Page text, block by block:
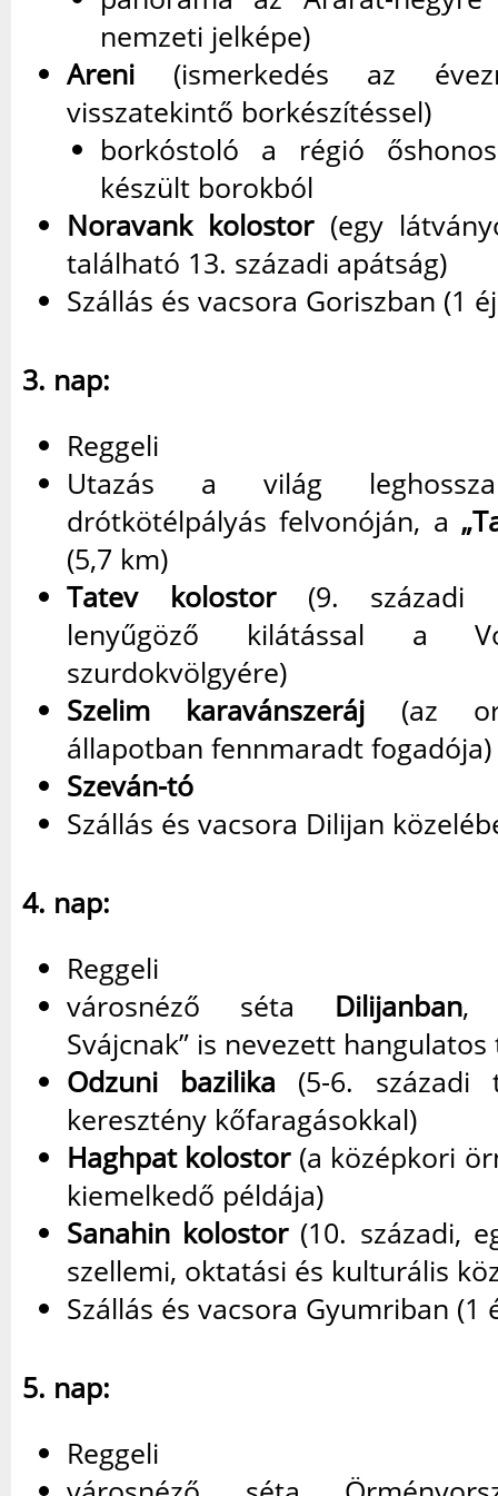
nemzeti jelképe)
Areni (ismerkedés az
visszatekintő borkészítéssel)
borkóstoló a régió
készült borokból
Noravank kolostor(egy
található 13. századi apátság)
Szállás és vacsora Goriszban (1
3. nap:
Reggeli
Utazás a világ
drótkötélpályás felvonóján, a
(5,7 km)
Tatev kolostor(9. századi
lenyűgöző kilátással a
szurdokvölgyére)
Szelim karavánszeráj (az
állapotban fennmaradt fogadója)
Szeván-tó
Szállás és vacsora Dilijan
4. nap:
Reggeli
városnéző séta Dilijanban,
Svájcnak” is nevezett
Odzuni bazilika (5-6. századi
keresztény kőfaragásokkal)
Haghpat kolostor(a középkori
kiemelkedő példája)
Sanahin kolostor(10. századi,
szellemi, oktatási és kulturális
Szállás és vacsora Gyumriban (1
5. nap:
Reggeli